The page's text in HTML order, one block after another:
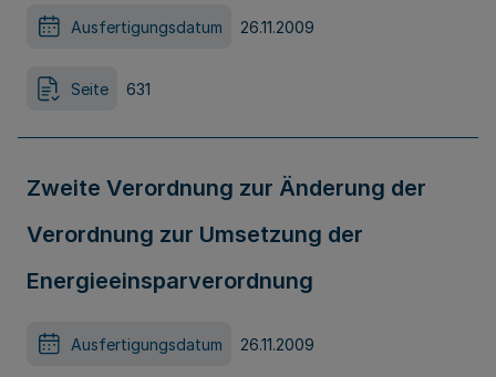
Ausfertigungsdatum 26.11.2009
Seite 631
Zweite Verordnung zur Änderung der
Verordnung zur Umsetzung der
Energieeinsparverordnung
Ausfertigungsdatum 26.11.2009